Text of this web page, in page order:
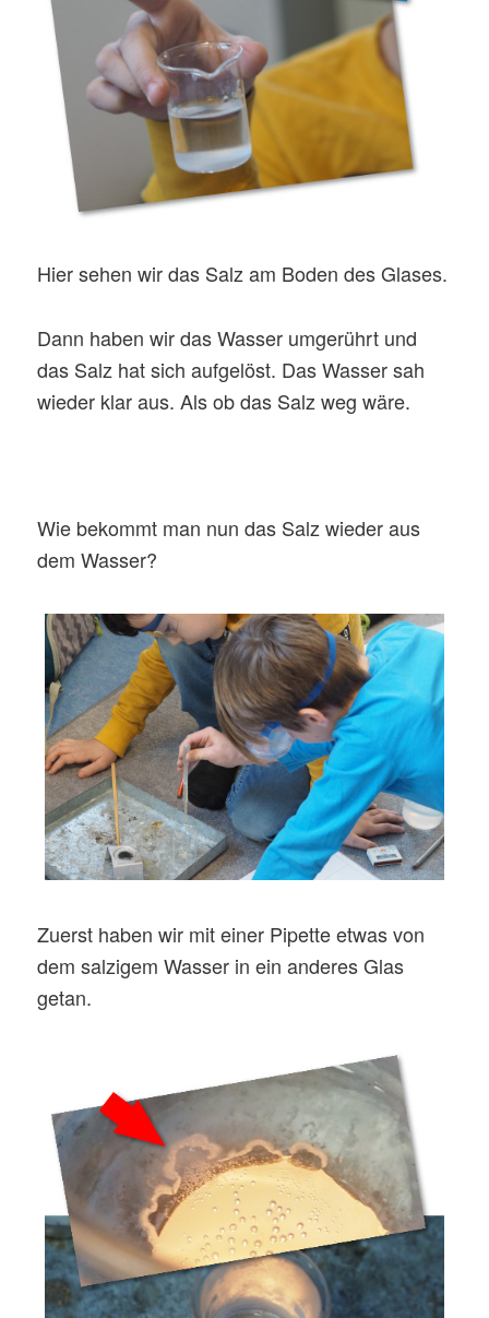
Hier sehen wir das Salz am Boden des Glases.
Dann haben wir das Wasser umgerührt und
das Salz hat sich aufgelöst. Das Wasser sah
wieder klar aus. Als ob das Salz weg wäre.
Wie bekommt man nun das Salz wieder aus
dem Wasser?
Zuerst haben wir mit einer Pipette etwas von
dem salzigem Wasser in ein anderes Glas
getan.